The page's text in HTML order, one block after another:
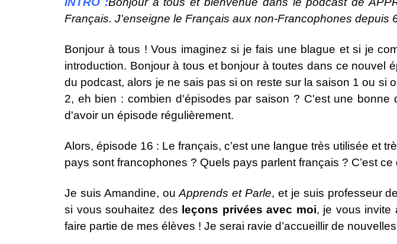
Français. J'enseigne le Français aux non-Francophones depuis
Bonjour à tous ! Vous imaginez si je fais une blague et si je
introduction. Bonjour à tous et bonjour à toutes dans ce nouvel
du podcast, alors je ne sais pas si on reste sur la saison 1 ou
2, eh bien : combien d'épisodes par saison ? C'est une
d'avoir un épisode régulièrement.
Alors, épisode 16 : Le français, c’est une langue très utilisée et
pays sont francophones ? Quels pays parlent français ? C’est
Je suis Amandine, ouApprends et Parle, et je suis professeur
si vous souhaitez des leçons privées avec moi, je vous invite
faire partie de mes élèves ! Je serai ravie d’accueillir de